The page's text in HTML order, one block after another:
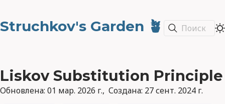
Struchkov's Garden 🪴 Поиск
Liskov Substitution Principle
Обновлена: 01 мар. 2026 г. Создана: 27 сент. 2024 г.